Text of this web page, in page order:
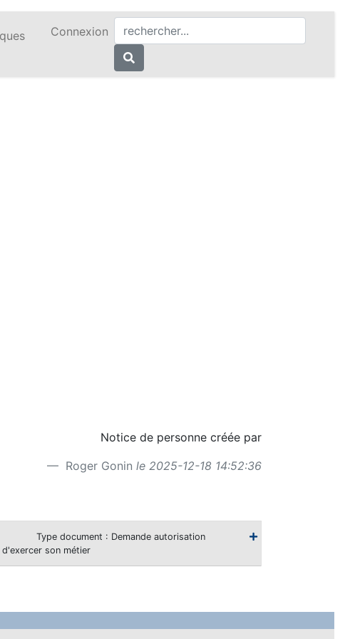
Connexion
Notice de personne créée par
Roger Gonin le 2025-12-18 14:52:36
Type document : Demande autorisation
d'exercer son métier